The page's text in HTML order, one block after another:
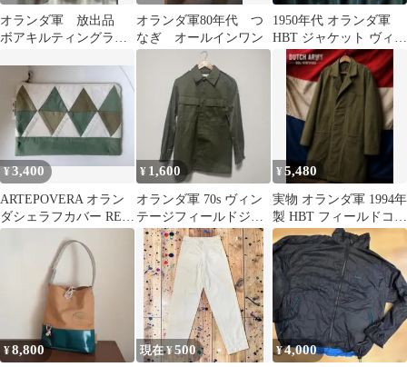
オランダ軍 放出品
ボアキルティングライ
オランダ軍80年代 つ
なぎ オールインワン
1950年代 オランダ軍
HBT ジャケット ヴィン
テージ
¥3,400
ARTEPOVERA オラン
ダシェラフカバー REパ
ッチワークポーチ M
¥ 1,600
オランダ軍 70s ヴィン
テージフィールドジャ
ケット ミリタリージャ
ケット
¥5,480
実物 オランダ軍 1994年
製 HBT フィールドコー
ト 48 ユーロミリタリー
¥8,800 現在 ¥500 ¥4,000